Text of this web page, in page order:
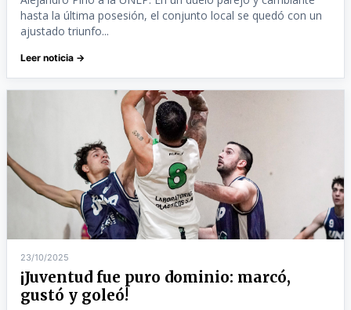
hasta la última posesión, el conjunto local se quedó con un
ajustado triunfo...
Leer noticia →
23/10/2025
¡Juventud fue puro dominio: marcó,
gustó y goleó!